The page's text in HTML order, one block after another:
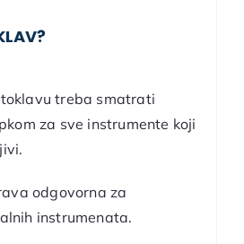
treba smatrati
za sve instrumente koji
odgovorna za
instrumenata.